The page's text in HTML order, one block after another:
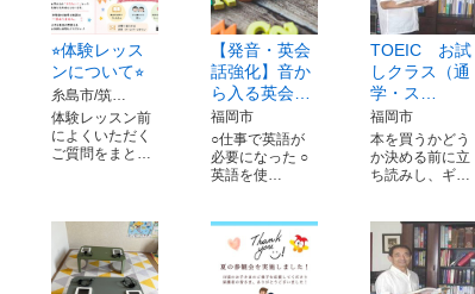
⭐︎体験レッス
ンについて⭐︎
糸島市/筑…
体験レッスン前
によくいただく
ご質問をまと…
【発音・英会
話強化】音か
ら入る英会…
福岡市
○仕事で英語が
必要になった ○
英語を使…
TOEIC お試
しクラス（通
学・ス…
福岡市
本を買うかどう
か決める前に立
ち読みし、ギ…